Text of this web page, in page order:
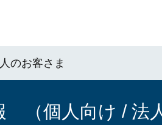
のお客さま
（個人向け / 法